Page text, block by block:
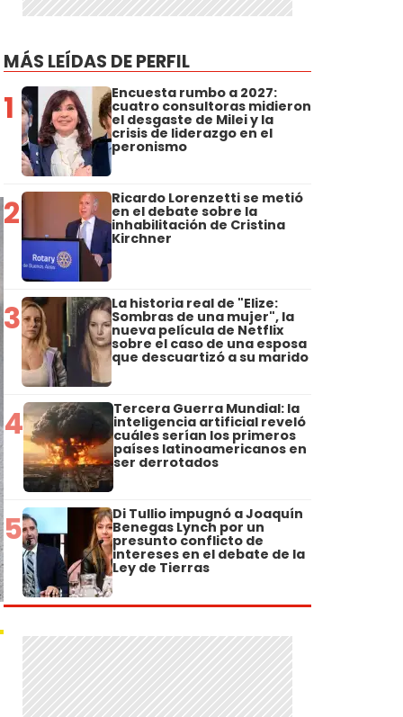
MÁS LEÍDAS DE PERFIL
1 Encuesta rumbo a 2027:
cuatro consultoras midieron
el desgaste de Milei y la
crisis de liderazgo en el
peronismo
2 Ricardo Lorenzetti se metió
en el debate sobre la
inhabilitación de Cristina
Kirchner
3 La historia real de "Elize:
Sombras de una mujer", la
nueva película de Netflix
sobre el caso de una esposa
que descuartizó a su marido
4 Tercera Guerra Mundial: la
inteligencia artificial reveló
cuáles serían los primeros
países latinoamericanos en
ser derrotados
5 Di Tullio impugnó a Joaquín
Benegas Lynch por un
presunto conflicto de
intereses en el debate de la
Ley de Tierras